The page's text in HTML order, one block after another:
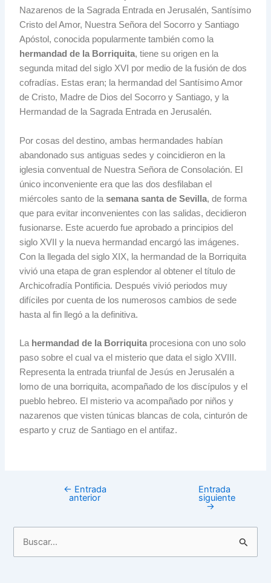
Nazarenos de la Sagrada Entrada en Jerusalén, Santísimo
Cristo del Amor, Nuestra Señora del Socorro y Santiago
Apóstol, conocida popularmente también como la
hermandad de la Borriquita, tiene su origen en la
segunda mitad del siglo XVI por medio de la fusión de dos
cofradías. Estas eran; la hermandad del Santísimo Amor
de Cristo, Madre de Dios del Socorro y Santiago, y la
Hermandad de la Sagrada Entrada en Jerusalén.
Por cosas del destino, ambas hermandades habían
abandonado sus antiguas sedes y coincidieron en la
iglesia conventual de Nuestra Señora de Consolación. El
único inconveniente era que las dos desfilaban el
miércoles santo de lasemana santa de Sevilla, de forma
que para evitar inconvenientes con las salidas, decidieron
fusionarse. Este acuerdo fue aprobado a principios del
siglo XVII y la nueva hermandad encargó las imágenes.
Con la llegada del siglo XIX, la hermandad de la Borriquita
vivió una etapa de gran esplendor al obtener el título de
Archicofradía Pontificia. Después vivió periodos muy
difíciles por cuenta de los numerosos cambios de sede
hasta al fin llegó a la definitiva.
La hermandad de la Borriquita procesiona con uno solo
paso sobre el cual va el misterio que data el siglo XVIII.
Representa la entrada triunfal de Jesús en Jerusalén a
lomo de una borriquita, acompañado de los discípulos y el
pueblo hebreo. El misterio va acompañado por niños y
nazarenos que visten túnicas blancas de cola, cinturón de
esparto y cruz de Santiago en el antifaz.
← Entrada
anterior
Entrada
siguiente
→